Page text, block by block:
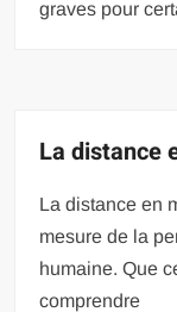
graves pour
La distance
La distance en
mesure de la
humaine. Que
comprendre